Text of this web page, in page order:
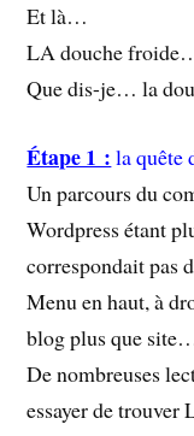
Et là…
LA douche
Que dis-je… la
Étape 1 : la quête
Un parcours du
Wordpress étant
correspondait pas
Menu en haut, à
blog plus que
De nombreuses
essayer de trouver